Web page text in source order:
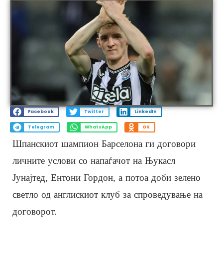
Facebook Twitter LinkedIn
Telegram WhatsApp OK
Шпанскиот шампион Барселона ги договори
личните услови со напаѓачот на Њукасл
Јунајтед, Ентони Гордон, а потоа доби зелено
светло од англискиот клуб за спроведување на
договорот.